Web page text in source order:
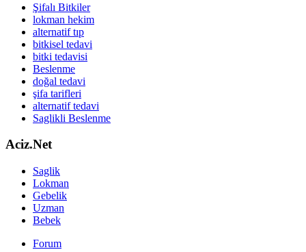
Şifalı Bitkiler
lokman hekim
alternatif tıp
bitkisel tedavi
bitki tedavisi
Beslenme
doğal tedavi
şifa tarifleri
alternatif tedavi
Saglikli Beslenme
Aciz.Net
Saglik
Lokman
Gebelik
Uzman
Bebek
Forum